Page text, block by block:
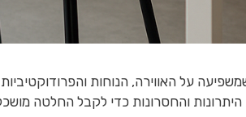
על האווירה, הנוחות
היתרונות והחסרונות כדי לקבל החלטה